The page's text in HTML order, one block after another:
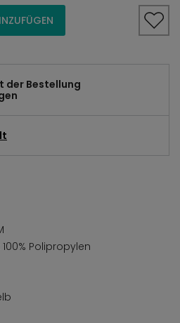
der Bestellung
100% Polipropylen